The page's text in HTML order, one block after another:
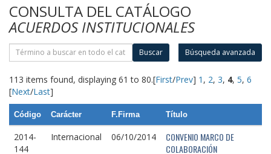
CONSULTA DEL CATÁLOGO
ACUERDOS INSTITUCIONALES
Buscar Búsqueda avanzada
113 items found, displaying 61 to 80.[First/Prev] 1 , 2, 3, 4, 5, 6
[Next/Last]
Código Carácter F.Firma Título
2014-
144
Internacional 06/10/2014
CONVENIO MARCO DE
COLABORACIÓN